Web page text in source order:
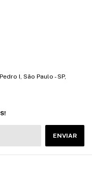
I, São Paulo - SP,